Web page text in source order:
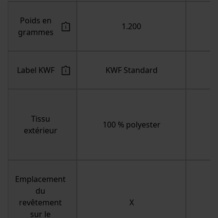
Poids en
grammes
Label KWF KWF Standard
Tissu
extérieur
100 % polyester
Emplacement
du
revêtement
sur le
X
ID de session